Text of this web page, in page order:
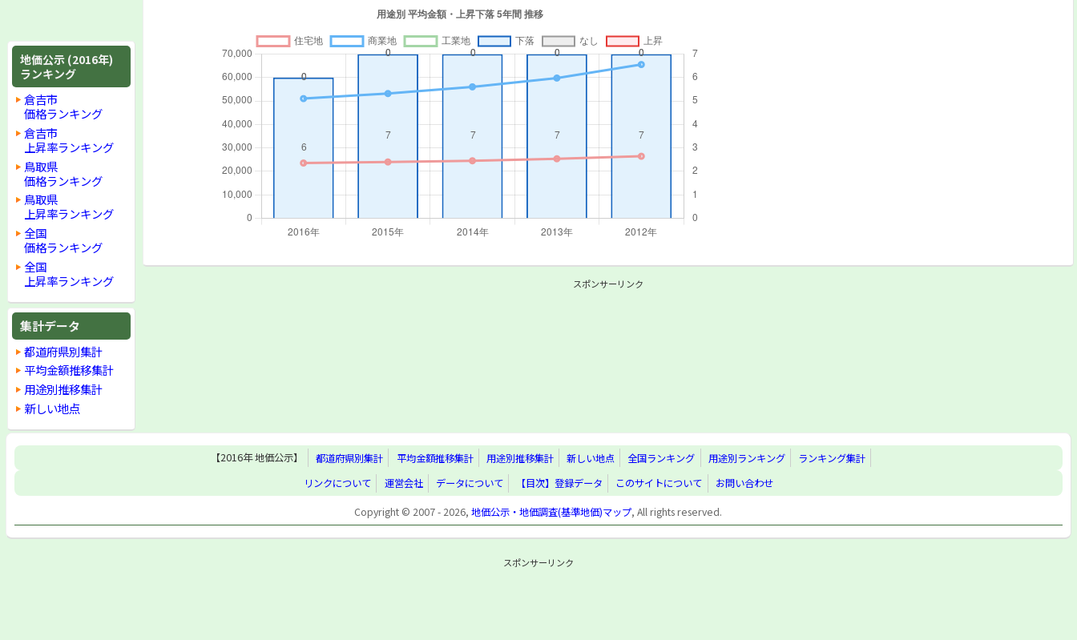
地価公示 (2016年)
ランキング
倉吉市
価格ランキング
倉吉市
上昇率ランキング
鳥取県
価格ランキング
鳥取県
上昇率ランキング
全国
価格ランキング
全国
上昇率ランキング
集計データ
都道府県別集計
平均金額推移集計
用途別推移集計
新しい地点
スポンサーリンク
【2016年 地価公示】 都道府県別集計 平均金額推移集計 用途別推移集計 新しい地点 全国ランキング 用途別ランキング
ランキング集計
リンクについて
運営会社 データについて 【目次】登録データ このサイトについて
お問い合わせ
Copyright © 2007 - 2026,地価公示・地価調査(基準地価)マップ, All rights reserved.
スポンサーリンク